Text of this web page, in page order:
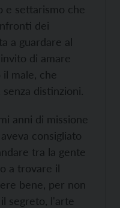
e settarismo che
dei
a guardare al
di amare
male, che
distinzioni.
anni di missione
consigliato
tra la gente
a trovare il
bene, per non
segreto, l'arte